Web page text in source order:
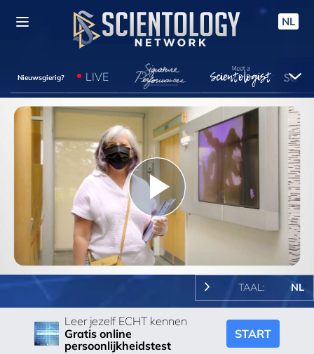
NL
Nieuwsgierig? LIVE
Play
Video
TAAL: NL
Leer jezelf ECHT kennen
Gratis online
persoonlijkheidstest
START